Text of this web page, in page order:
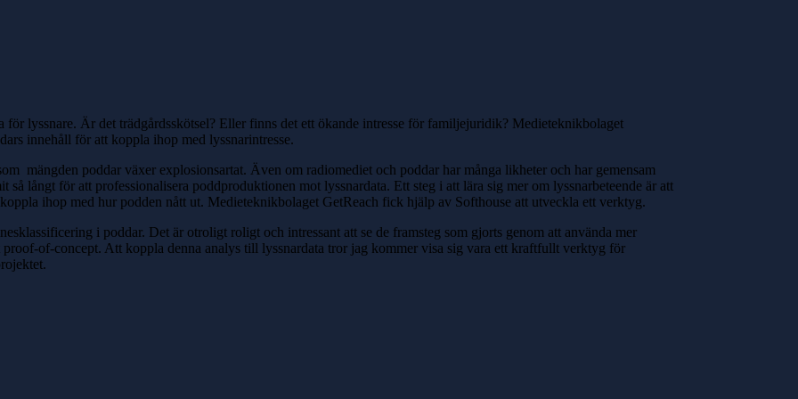
för lyssnare. Är det trädgårdsskötsel? Eller finns det ett ökande intresse för familjejuridik? Medieteknikbolaget
innehåll för att koppla ihop med lyssnarintresse.
mängden poddar växer explosionsartat. Även om radiomediet och poddar har många likheter och har gemensam
långt för att professionalisera poddproduktionen mot lyssnardata. Ett steg i att lära sig mer om lyssnarbeteende är att
ihop med hur podden nått ut. Medieteknikbolaget GetReach fick hjälp av Softhouse att utveckla ett verktyg.
i poddar. Det är otroligt roligt och intressant att se de framsteg som gjorts genom att använda mer
of-concept. Att koppla denna analys till lyssnardata tror jag kommer visa sig vara ett kraftfullt verktyg för